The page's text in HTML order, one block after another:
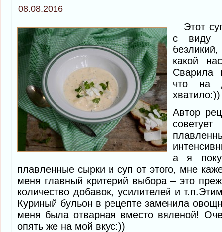
08.08.2016
Этот
с виду
какой
Сварила
что на
хватило:))
Автор
а я
плавленные сырки и суп от этого, мне
меня главный критерий выбора – это
количество добавок, усилителей и
Куриный бульон в рецепте заменила
меня была отварная вместо вяленой!
опять же на мой вкус:))